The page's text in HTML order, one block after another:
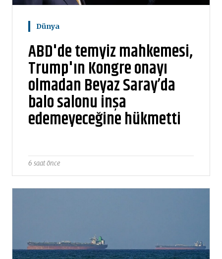
Dünya
ABD'de temyiz mahkemesi,
Trump'ın Kongre onayı
olmadan Beyaz Saray’da
balo salonu inşa
edemeyeceğine hükmetti
6 saat önce